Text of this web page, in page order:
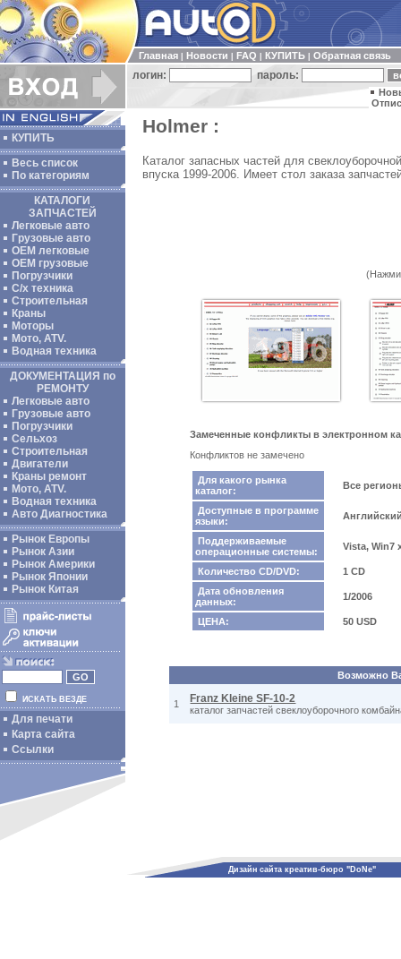
Главная Новости FAQ КУПИТЬ Обратная связь
логин: пароль:
КУПИТЬ
Весь список
По категориям
КАТАЛОГИ
ЗАПЧАСТЕЙ
Легковые авто
Грузовые авто
ОЕМ легковые
OEM грузовые
Погрузчики
С/х техника
Строительная
Краны
Моторы
Мото, ATV.
Водная техника
ДОКУМЕНТАЦИЯ по
РЕМОНТУ
Легковые авто
Грузовые авто
Погрузчики
Сельхоз
Строительная
Двигатели
Краны ремонт
Мото, ATV.
Водная техника
Авто Диагностика
Рынок Европы
Рынок Азии
Рынок Америки
Рынок Японии
Рынок Китая
ИСКАТЬ ВЕЗДЕ
Для печати
Карта сайта
Ссылки
Holmer :
Каталог запасных частей для
впуска 1999-2006. Имеет стол заказа
Замеченные конфликты в электронном
Конфликтов не замечено
Для какого рынка
каталог:
Все
Доступные в программе
языки:
Поддерживаемые
операционные системы:
Vista, Win7
Количество CD/DVD:
1 CD
Дата обновления
данных:
1/2006
ЦЕНА: 50 USD
Возможно
1 Franz Kleine SF-10-2
каталог запчастей свеклоуборочного
Дизайн сайта креатив-бюро "DoNe"